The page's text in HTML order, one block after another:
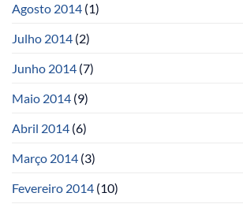
Agosto 2014 (1)
Julho 2014 (2)
Junho 2014 (7)
Maio 2014 (9)
Abril 2014 (6)
Março 2014 (3)
Fevereiro 2014 (10)